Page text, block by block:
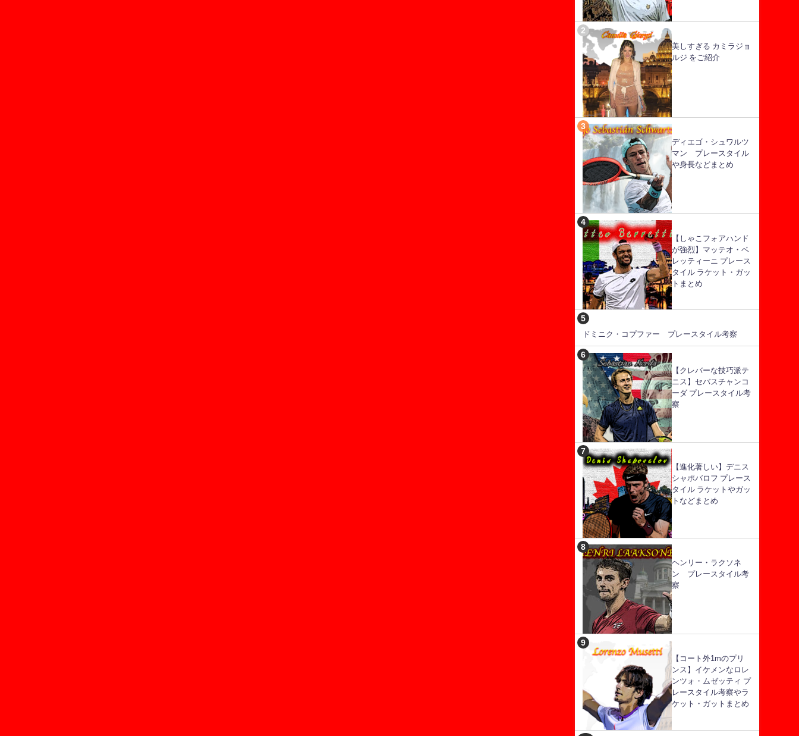
美しすぎる カミラジョ
ルジ をご紹介
ディエゴ・シュワルツ
マン プレースタイル
や身長などまとめ
【しゃこフォアハンド
が強烈】マッテオ・ベ
レッティーニ プレース
タイル ラケット・ガッ
トまとめ
ドミニク・コプファー プレースタイル考察
【クレバーな技巧派テ
ニス】セバスチャンコ
ーダ プレースタイル考
察
【進化著しい】デニス
シャポバロフ プレース
タイル ラケットやガッ
トなどまとめ
ヘンリー・ラクソネ
ン プレースタイル考
察
【コート外1mのプリ
ンス】イケメンなロレ
ンツォ・ムゼッティ プ
レースタイル考察やラ
ケット・ガットまとめ